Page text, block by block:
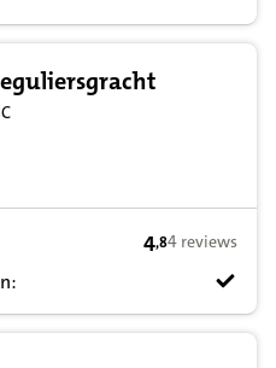
4,8 op basis
4,84 reviews